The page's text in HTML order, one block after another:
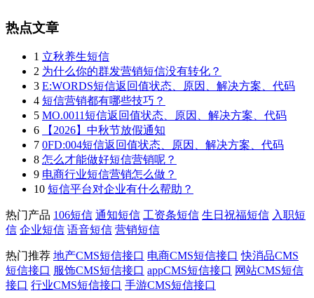
热点文章
1 立秋养生短信
2 为什么你的群发营销短信没有转化？
3 E:WORDS短信返回值状态、原因、解决方案、代码
4 短信营销都有哪些技巧？
5 MO.0011短信返回值状态、原因、解决方案、代码
6
【2026】中秋节放假通知
7 0FD:004短信返回值状态、原因、解决方案、代码
8 怎么才能做好短信营销呢？
9 电商行业短信营销怎么做？
10 短信平台对企业有什么帮助？
热门产品 106短信 通知短信 工资条短信 生日祝福短信 入职短
信 企业短信 语音短信 营销短信
热门推荐 地产CMS短信接口 电商CMS短信接口 快消品CMS
短信接口 服饰CMS短信接口 appCMS短信接口 网站CMS短信
接口 行业CMS短信接口 手游CMS短信接口